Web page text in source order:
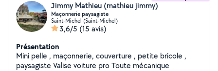
Jimmy Mathieu (mathieu jimmy)
Maçonnerie paysagiste
Saint-Michel (Saint-Michel)
3,6/5 (15 avis)
Présentation
Mini pelle , maçonnerie, couverture , petite bricole ,
paysagiste Valise voiture pro Toute mécanique